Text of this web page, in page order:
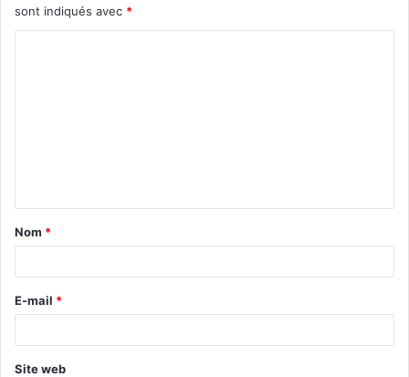
sont indiqués avec *
t
a
e
*
Nom *
E-mail *
Site web